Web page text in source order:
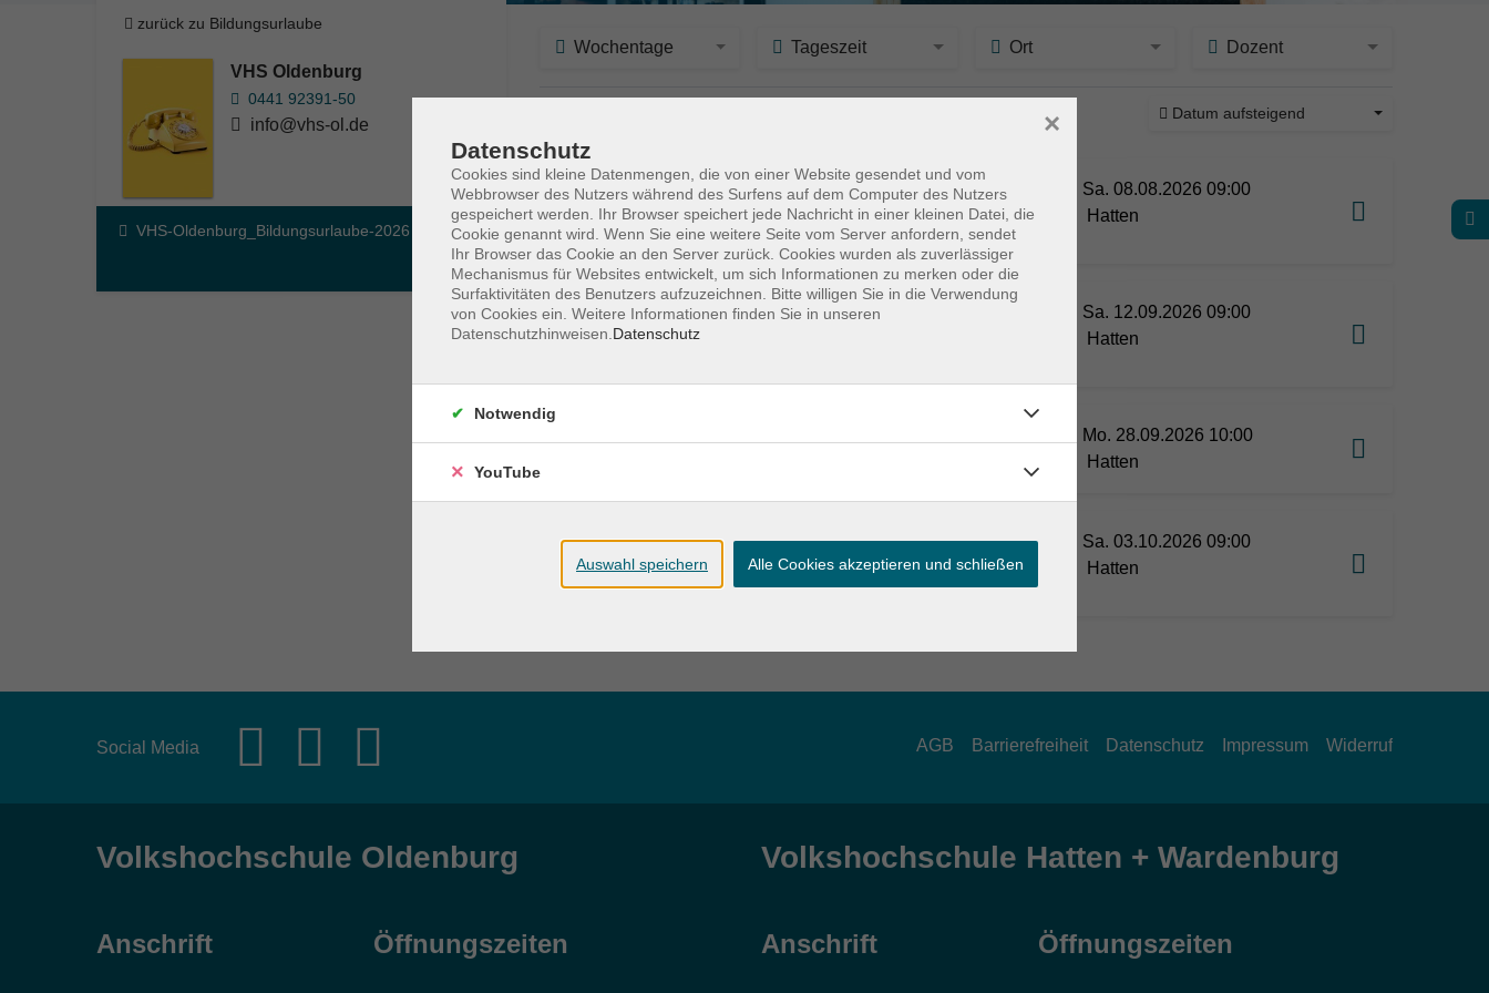
zurück zu Bildungsurlaube
VHS Oldenburg
0441 92391-50
info@vhs-ol.de
VHS-Oldenburg_Bildungsurlaube-2026
Wochentage Tageszeit Ort Dozent
Datum aufsteigend
Fortbildung: Craniosacrale Begleitung / Level
3
Mit Zeit begleiten - gegen den aktuellen Trend
Sa. 08.08.2026 09:00
Hatten
Fortbildung: Craniosacrale Begleitung / Level
4
Sa. 12.09.2026 09:00
Hatten
Ausbildung: Kursleiter*in Meditation / Modul 2
Mo. 28.09.2026 10:00
Hatten
Fortbildung: Craniosacrale Begleitung / Level
5
Mit Zeit begleiten - gegen den aktuellen Trend
Sa. 03.10.2026 09:00
Hatten
Social Media AGB Barrierefreiheit Datenschutz Impressum Widerruf
Volkshochschule Oldenburg
Anschrift Öffnungszeiten
Volkshochschule Hatten + Wardenburg
Anschrift Öffnungszeiten
Datenschutz
Cookies sind kleine Datenmengen, die von einer Website gesendet und vom
Webbrowser des Nutzers während des Surfens auf dem Computer des Nutzers
gespeichert werden. Ihr Browser speichert jede Nachricht in einer kleinen Datei, die
Cookie genannt wird. Wenn Sie eine weitere Seite vom Server anfordern, sendet
Ihr Browser das Cookie an den Server zurück. Cookies wurden als zuverlässiger
Mechanismus für Websites entwickelt, um sich Informationen zu merken oder die
Surfaktivitäten des Benutzers aufzuzeichnen. Bitte willigen Sie in die Verwendung
von Cookies ein. Weitere Informationen finden Sie in unseren
Datenschutzhinweisen. Datenschutz
×
Notwendig
YouTube
Auswahl speichern Alle Cookies akzeptieren und schließen